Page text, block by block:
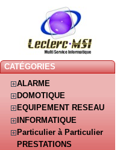
CATÉGORIES
ALARME
DOMOTIQUE
EQUIPEMENT RESEAU
INFORMATIQUE
Particulier à Particulier
PRESTATIONS